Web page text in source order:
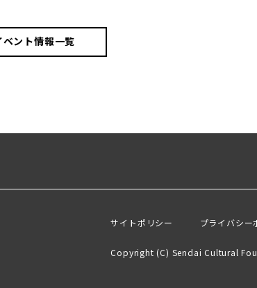
ベント情報一覧
サイトポリシー プライバシー
Copyright (C) Sendai Cultural